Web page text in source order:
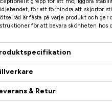
grepp för att möjliggöra
för att förhindra att skjortor
är fästa på varje produkt och ger
för att bevara skönheten hos
& Retur